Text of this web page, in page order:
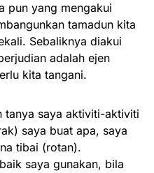
pun yang mengakui
tamadun kita
Sebaliknya diakui
adalah ejen
kita tangani.
tanya saya aktiviti-aktiviti
saya buat apa, saya
tibai (rotan).
saya gunakan, bila